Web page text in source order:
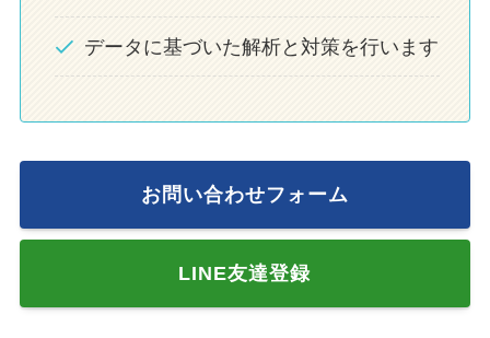
データに基づいた解析と対策を行います
お問い合わせフォーム
LINE友達登録